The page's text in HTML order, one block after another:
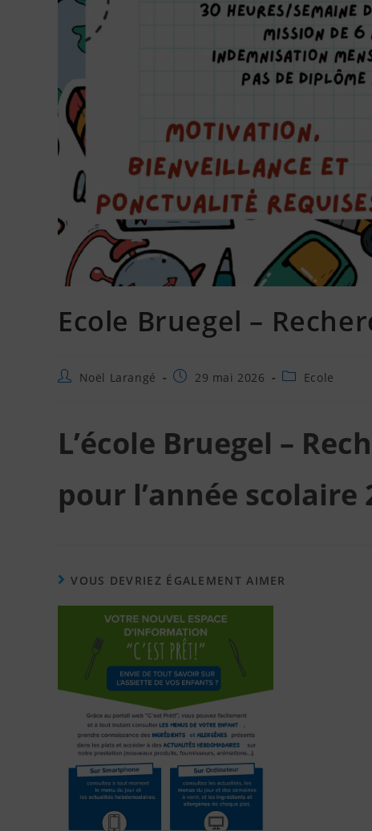
Ecole Bruegel –
Noël Larangé 29 mai 2026 Ecole
L’école Bruegel –
pour l’année scolaire
VOUS DEVRIEZ ÉGALEMENT AIMER